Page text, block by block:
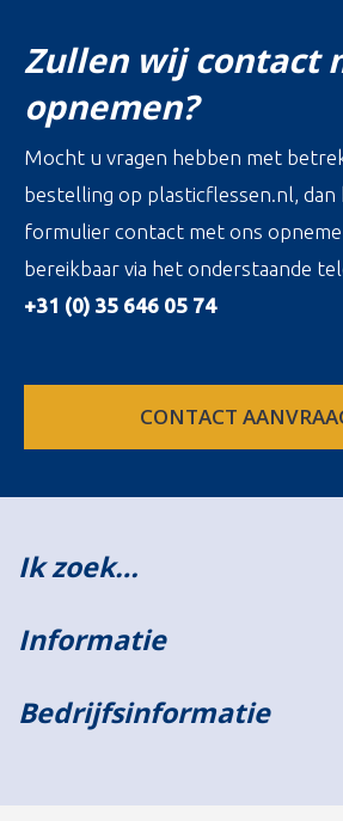
Zullen wij contact
opnemen?
Mocht u vragen hebben met
bestelling op plasticflessen.nl, dan
formulier contact met ons
bereikbaar via het onderstaande
+31 (0) 35 646 05 74
CONTACT
Ik zoek…
Informatie
Bedrijfsinformatie